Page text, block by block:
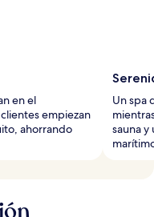
en el
empiezan
ahorrando
Un spa
sauna y